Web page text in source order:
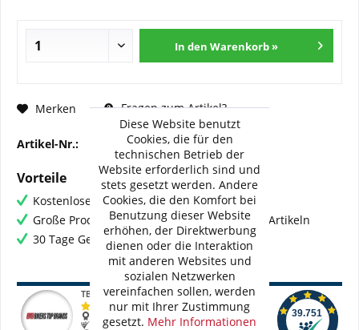
In den Warenkorb »
Merken Fragen zum Artikel?
Artikel-Nr.: 361-922
Vorteile
Kostenloser Versand ab € 60,- Bestellwert
Große Produktauswahl mit mehr als 80.000 Artikeln
30 Tage Geld-Zurück-Garantie
Diese Website benutzt
Cookies, die für den
technischen Betrieb der
Website erforderlich sind und
stets gesetzt werden. Andere
Cookies, die den Komfort bei
Benutzung dieser Website
erhöhen, der Direktwerbung
dienen oder die Interaktion
mit anderen Websites und
sozialen Netzwerken
vereinfachen sollen, werden
nur mit Ihrer Zustimmung
gesetzt. Mehr Informationen